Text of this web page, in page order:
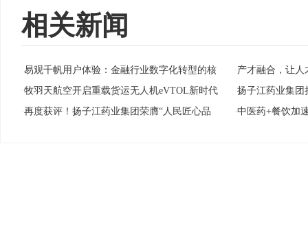
相关新闻
·易观千帆用户体验：金融行业数字化转型的核 ·产才融合，让
·牧羽天航空开启重载货运无人机eVTOL新时代 ·扬子江药业集团
·再度获评！扬子江药业集团荣膺“人民匠心品 ·中医药+餐饮加